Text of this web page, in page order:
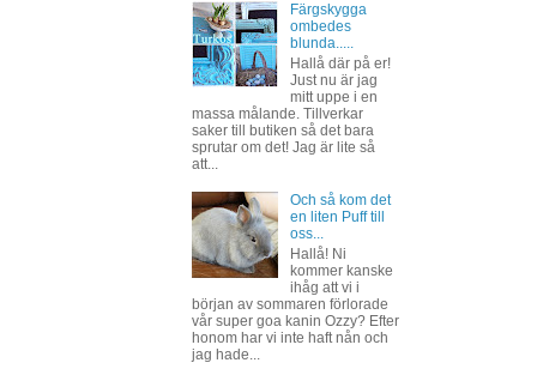
Färgskygga
ombedes
blunda.....
Hallå där på er!
Just nu är jag
mitt uppe i en
massa målande. Tillverkar
saker till butiken så det bara
sprutar om det! Jag är lite så
att...
Och så kom det
en liten Puff till
oss...
Hallå! Ni
kommer kanske
ihåg att vi i
början av sommaren förlorade
vår super goa kanin Ozzy? Efter
honom har vi inte haft nån och
jag hade...